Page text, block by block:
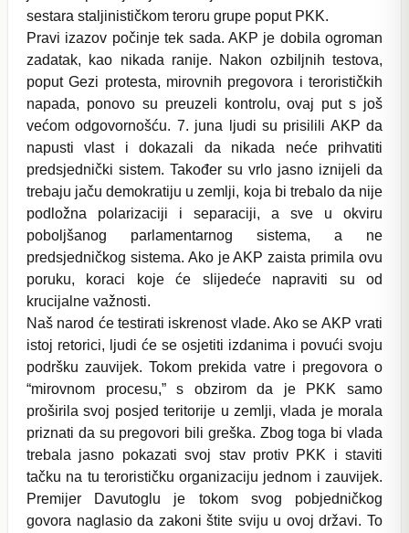
sestara staljinističkom teroru grupe poput PKK.
Pravi izazov počinje tek sada. AKP je dobila ogroman
zadatak, kao nikada ranije. Nakon ozbiljnih testova,
poput Gezi protesta, mirovnih pregovora i terorističkih
napada, ponovo su preuzeli kontrolu, ovaj put s još
većom odgovornošću. 7. juna ljudi su prisilili AKP da
napusti vlast i dokazali da nikada neće prihvatiti
predsjednički sistem. Također su vrlo jasno iznijeli da
trebaju jaču demokratiju u zemlji, koja bi trebalo da nije
podložna polarizaciji i separaciji, a sve u okviru
poboljšanog parlamentarnog sistema, a ne
predsjedničkog sistema. Ako je AKP zaista primila ovu
poruku, koraci koje će slijedeće napraviti su od
krucijalne važnosti.
Naš narod će testirati iskrenost vlade. Ako se AKP vrati
istoj retorici, ljudi će se osjetiti izdanima i povući svoju
podršku zauvijek. Tokom prekida vatre i pregovora o
“mirovnom procesu,” s obzirom da je PKK samo
proširila svoj posjed teritorije u zemlji, vlada je morala
priznati da su pregovori bili greška. Zbog toga bi vlada
trebala jasno pokazati svoj stav protiv PKK i staviti
tačku na tu terorističku organizaciju jednom i zauvijek.
Premijer Davutoglu je tokom svog pobjedničkog
govora naglasio da zakoni štite sviju u ovoj državi. To